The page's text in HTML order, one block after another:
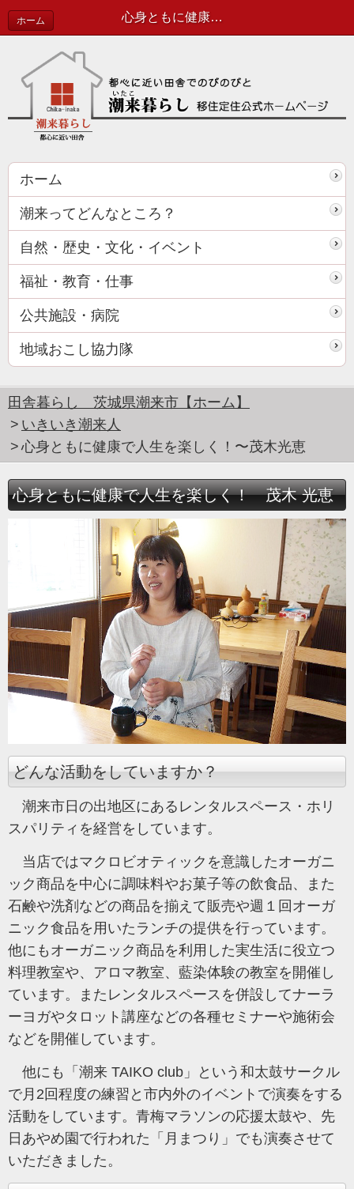
心身ともに健康で人生を楽しく！〜茂木光恵
ホーム
ホーム
潮来ってどんなところ？
自然・歴史・文化・イベント
福祉・教育・仕事
公共施設・病院
地域おこし協力隊
田舎暮らし 茨城県潮来市【ホーム】
いきいき潮来人
心身ともに健康で人生を楽しく！〜茂木光恵
心身ともに健康で人生を楽しく！ 茂木 光恵
どんな活動をしていますか？
潮来市日の出地区にあるレンタルスペース・ホリ
スパリティを経営をしています。
当店ではマクロビオティックを意識したオーガニ
ック商品を中心に調味料やお菓子等の飲食品、また
石鹸や洗剤などの商品を揃えて販売や週１回オーガ
ニック食品を用いたランチの提供を行っています。
他にもオーガニック商品を利用した実生活に役立つ
料理教室や、アロマ教室、藍染体験の教室を開催し
ています。またレンタルスペースを併設してナーラ
ーヨガやタロット講座などの各種セミナーや施術会
などを開催しています。
他にも「潮来 TAIKO club」という和太鼓サークル
で月2回程度の練習と市内外のイベントで演奏をする
活動をしています。青梅マラソンの応援太鼓や、先
日あやめ園で行われた「月まつり」でも演奏させて
いただきました。